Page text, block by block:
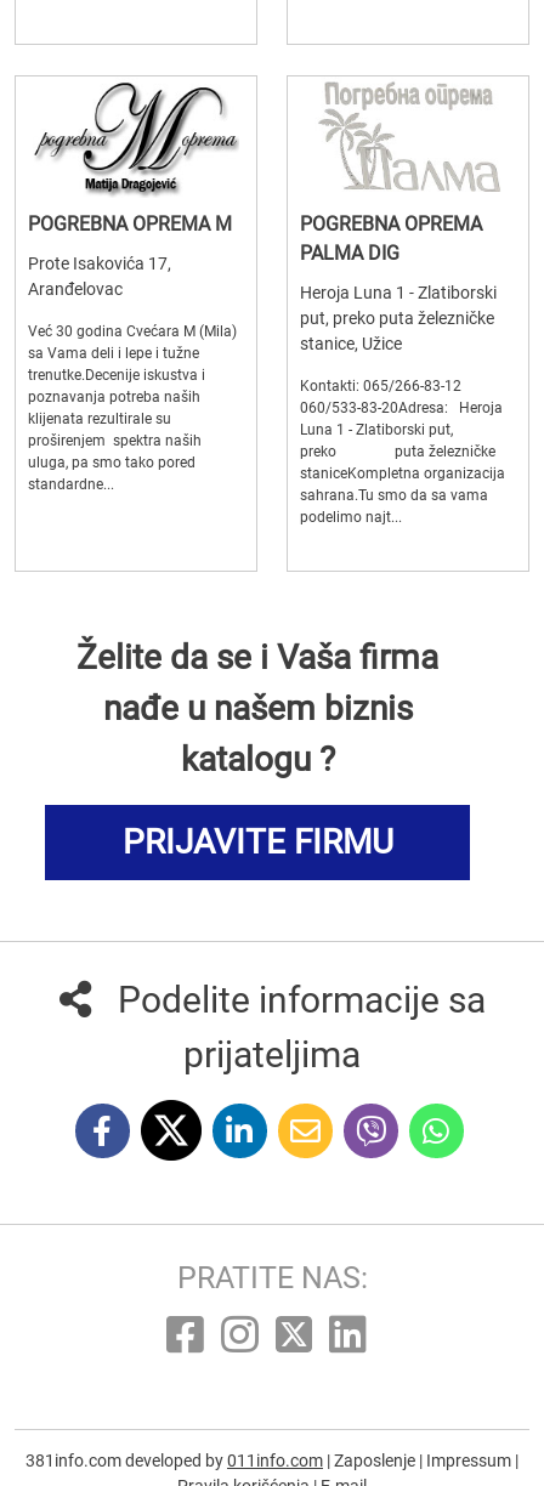
POGREBNA OPREMA M
Prote Isakovića 17,
Aranđelovac
Već 30 godina Cvećara M (Mila)
sa Vama deli i lepe i tužne
trenutke.Decenije iskustva i
poznavanja potreba naših
klijenata rezultirale su
proširenjem spektra naših
uluga, pa smo tako pored
standardne...
POGREBNA OPREMA
PALMA DIG
Heroja Luna 1 - Zlatiborski
put, preko puta železničke
stanice, Užice
Kontakti: 065/266-83-12
060/533-83-20Adresa: Heroja
Luna 1 - Zlatiborski put,
preko puta železničke
staniceKompletna organizacija
sahrana.Tu smo da sa vama
podelimo najt...
Želite da se i Vaša firma
nađe u našem biznis
katalogu ?
PRIJAVITE FIRMU
Podelite informacije sa
prijateljima
PRATITE NAS:
381info.com developed by011info.com |Zaposlenje | Impressum |